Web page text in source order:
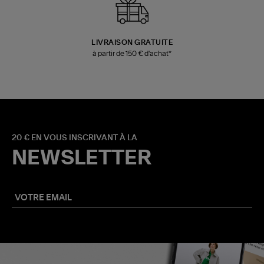
LIVRAISON GRATUITE
à partir de 150 € d'achat*
20 € EN VOUS INSCRIVANT À LA
NEWSLETTER